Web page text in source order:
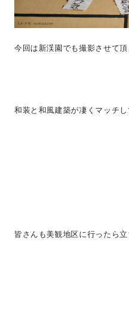
今回は新渓園でも撮影させて頂
和装と和風建築が凄くマッチし
皆さんも美観地区に行ったら